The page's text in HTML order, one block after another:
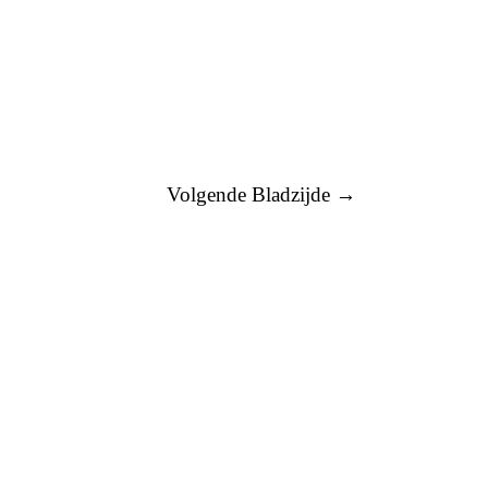
Volgende Bladzijde →